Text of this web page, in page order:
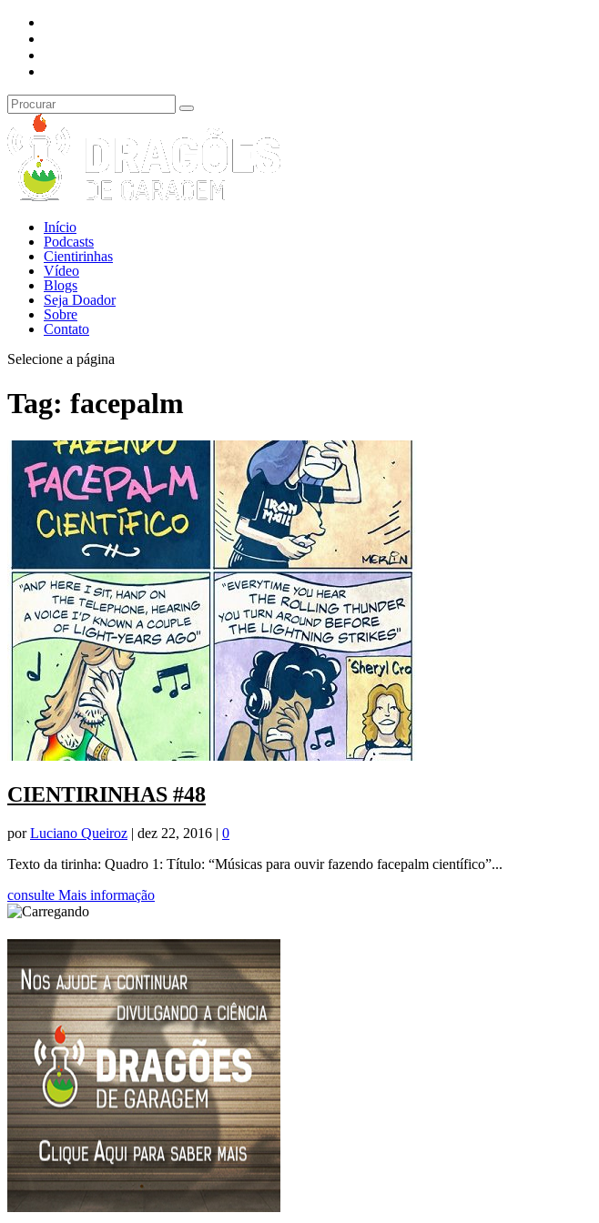
Início
Podcasts
Cientirinhas
Vídeo
Blogs
Seja Doador
Sobre
Contato
Selecione a página
Tag: facepalm
CIENTIRINHAS #48
porLuciano Queiroz | dez 22, 2016 | 0
Texto da tirinha: Quadro 1: Título: “Músicas para ouvir fazendo facepalm científico”...
consulte Mais informação